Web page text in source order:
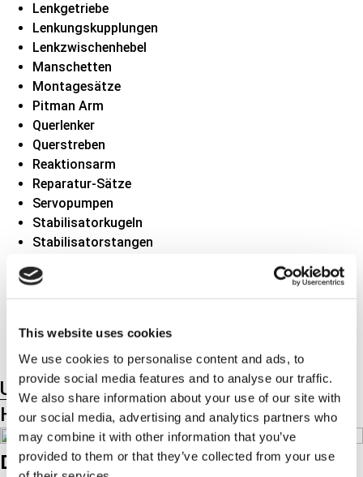
This website uses cookies
We use cookies to personalise content and ads, to
provide social media features and to analyse our traffic.
We also share information about your use of our site with
our social media, advertising and analytics partners who
may combine it with other information that you’ve
provided to them or that they’ve collected from your use
Lenkgetriebe
Lenkungskupplungen
Lenkzwischenhebel
Manschetten
Montagesätze
Pitman Arm
Querlenker
Querstreben
Reaktionsarm
Reparatur-Sätze
Servopumpen
Stabilisatorkugeln
Stabilisatorstangen
Sturzstrebe
Suspensionen
Unterproduktgruppen
Hauptproduktgruppen
Downloads